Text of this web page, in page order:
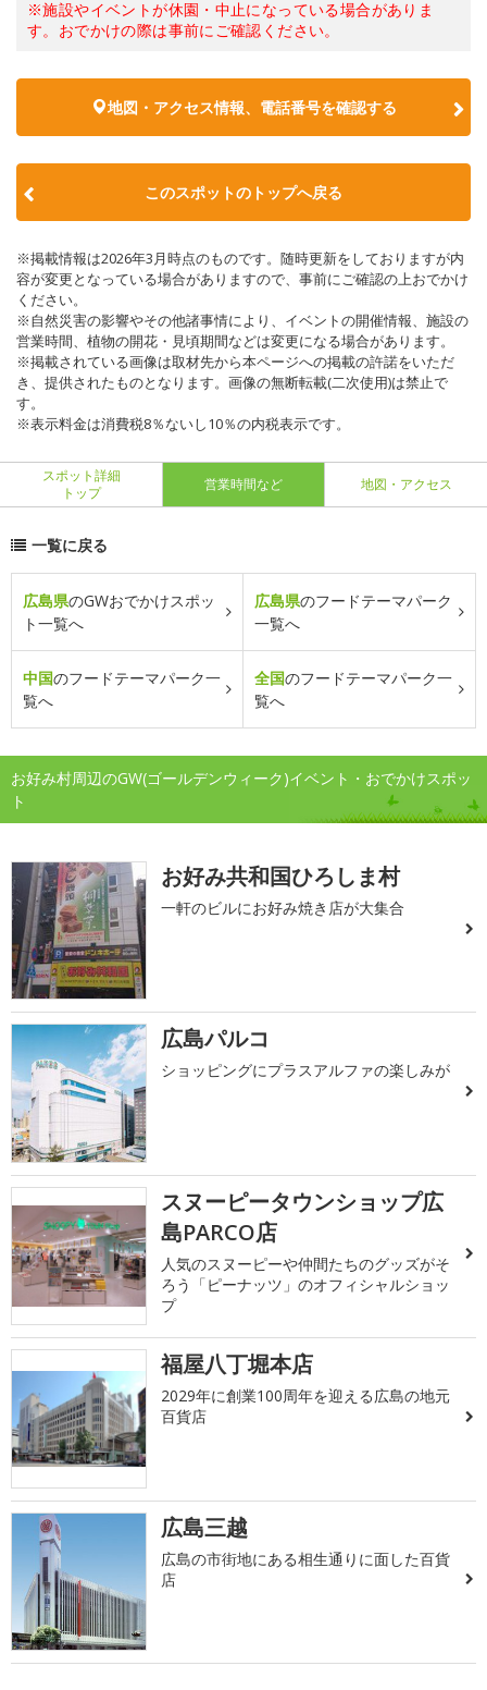
※施設やイベントが休園・中止になっている場合がありま
す。おでかけの際は事前にご確認ください。
地図・アクセス情報、電話番号を確認する
このスポットのトップへ戻る
※掲載情報は2026年3月時点のものです。随時更新をしておりますが内
容が変更となっている場合がありますので、事前にご確認の上おでかけ
ください。
※自然災害の影響やその他諸事情により、イベントの開催情報、施設の
営業時間、植物の開花・見頃期間などは変更になる場合があります。
※掲載されている画像は取材先から本ページへの掲載の許諾をいただ
き、提供されたものとなります。画像の無断転載(二次使用)は禁止で
す。
※表示料金は消費税8％ないし10％の内税表示です。
スポット詳細
トップ
営業時間など 地図・アクセス
一覧に戻る
広島県のGWおでかけスポッ
ト一覧へ
広島県のフードテーマパーク
一覧へ
中国のフードテーマパーク一
覧へ
全国のフードテーマパーク一
覧へ
お好み村周辺のGW(ゴールデンウィーク)イベント・おでかけスポッ
ト
お好み共和国ひろしま村
一軒のビルにお好み焼き店が大集合
広島パルコ
ショッピングにプラスアルファの楽しみが
スヌーピータウンショップ広
島PARCO店
人気のスヌーピーや仲間たちのグッズがそ
ろう「ピーナッツ」のオフィシャルショッ
プ
福屋八丁堀本店
2029年に創業100周年を迎える広島の地元
百貨店
広島三越
広島の市街地にある相生通りに面した百貨
店